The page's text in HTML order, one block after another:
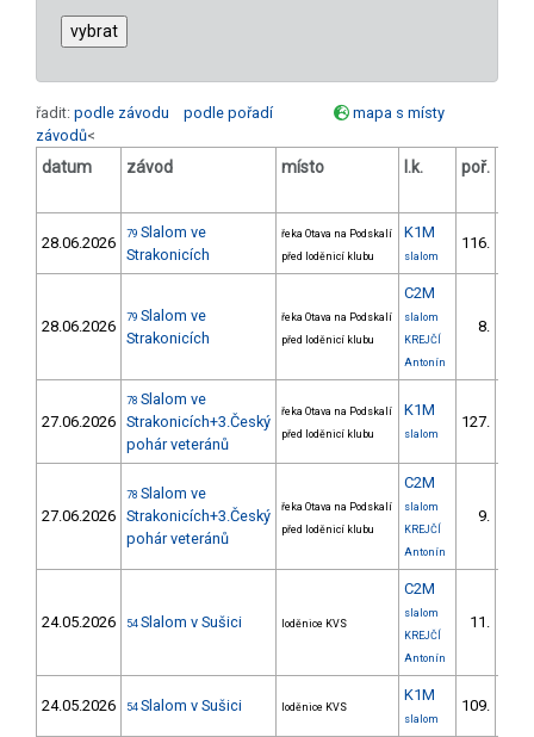
řadit: podle závodu podle pořadí
mapa s místy
závodů<
datum závod místo l.k. poř.
28.06.2026 79 Slalom ve
Strakonicích
řeka Otava na Podskalí
před loděnicí klubu
K1M
slalom
116.
28.06.2026 79 Slalom ve
Strakonicích
řeka Otava na Podskalí
před loděnicí klubu
C2M
slalom
KREJČÍ
Antonín
8.
27.06.2026
78 Slalom ve
Strakonicích+3.Český
pohár veteránů
řeka Otava na Podskalí
před loděnicí klubu
K1M
slalom
127.
27.06.2026
78 Slalom ve
Strakonicích+3.Český
pohár veteránů
řeka Otava na Podskalí
před loděnicí klubu
C2M
slalom
KREJČÍ
Antonín
9.
24.05.2026 54 Slalom v Sušici loděnice KVS
C2M
slalom
KREJČÍ
Antonín
11.
24.05.2026 54 Slalom v Sušici loděnice KVS
K1M
slalom
109.